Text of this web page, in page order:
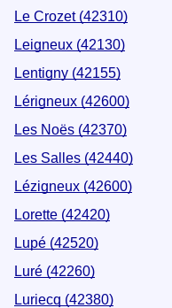
Le Crozet (42310)
Leigneux (42130)
Lentigny (42155)
Lérigneux (42600)
Les Noës (42370)
Les Salles (42440)
Lézigneux (42600)
Lorette (42420)
Lupé (42520)
Luré (42260)
Luriecq (42380)